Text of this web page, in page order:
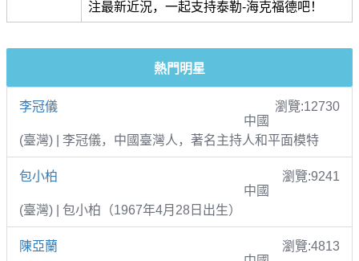
注最新近況，一起支持泰勒-海克福德吧！
熱門明星
李冠儀
瀏覽:12730
中國
(臺灣) | 李冠儀，中國臺灣人，著名主持人和平面模特
包小柏
瀏覽:9241
中國
(臺灣) | 包小柏（1967年4月28日出生）
陳亞蘭
瀏覽:4813